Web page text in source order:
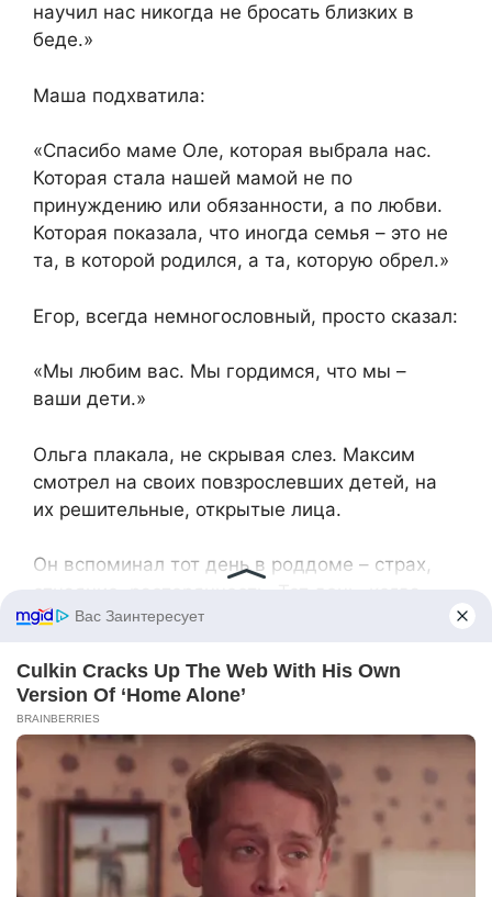
научил нас никогда не бросать близких в
беде.»
Маша подхватила:
«Спасибо маме Оле, которая выбрала нас.
Которая стала нашей мамой не по
принуждению или обязанности, а по любви.
Которая показала, что иногда семья – это не
та, в которой родился, а та, которую обрел.»
Егор, всегда немногословный, просто сказал:
«Мы любим вас. Мы гордимся, что мы –
ваши дети.»
Ольга плакала, не скрывая слез. Максим
смотрел на своих повзрослевших детей, на
их решительные, открытые лица.
Он вспоминал тот день в роддоме – страх,
услышал страшное «отдай их в детдом.» Тот
этого сделал сильнее.
Он поднялся, преодолевая дрожь в коленях,
и пошел обнимать своих детей. Тройняшек,
которые стали его спасением, его
гордостью, его жизнью. За спиной остались
годы тяжелого труда, сомнений, маленьких
побед и больших радостей. Впереди их